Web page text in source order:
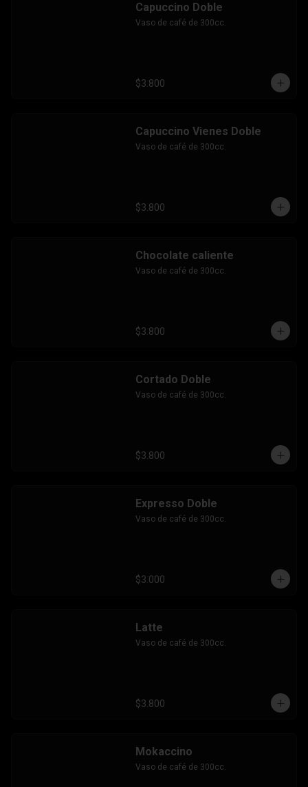
Capuccino Doble
Vaso de café de 300cc.
$3.800
Capuccino Vienes Doble
Vaso de café de 300cc.
$3.800
Chocolate caliente
Vaso de café de 300cc.
$3.800
Cortado Doble
Vaso de café de 300cc.
$3.800
Expresso Doble
Vaso de café de 300cc.
$3.000
Latte
Vaso de café de 300cc.
$3.800
Mokaccino
Vaso de café de 300cc.